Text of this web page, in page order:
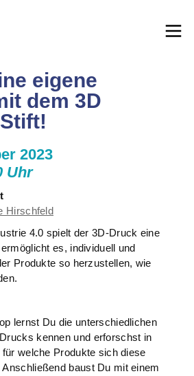
eigene
dem 3D
2023
Uhr
Hirschfeld
4.0 spielt der 3D-Druck eine
es, individuell und
Produkte so herzustellen, wie
lernst Du die unterschiedlichen
kennen und erforschst in
welche Produkte sich diese
baust Du mit einem